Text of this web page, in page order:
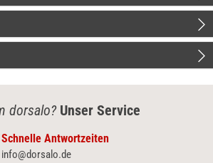
dorsalo? Unser Service
Schnelle Antwortzeiten
info@dorsalo.de